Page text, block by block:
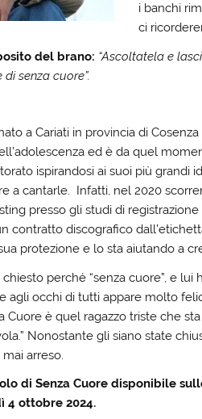
i banchi
ci
del brano: “Ascoltatela e
senza cuore”.
a Cariati in provincia di
ed è da quel
ispirandosi ai suoi più grandi
a cantarle. Infatti, nel 2020
presso gli studi di
contratto discografico
protezione e lo sta aiutando a
perché “senza cuore”, e lui
agli occhi di tutti appare molto
Cuore è quel ragazzo triste che
Nonostante gli siano state
arreso.
di Senza Cuore disponibile
4 ottobre 2024.